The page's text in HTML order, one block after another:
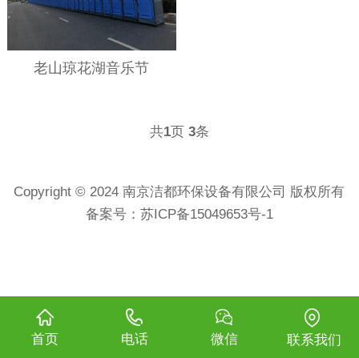
老山琼花湖音乐节
共1页 3条
Copyright © 2024 南京洁都环保设备有限公司 版权所有
备案号： 苏ICP备15049653号-1
首页 电话 微信 联系我们